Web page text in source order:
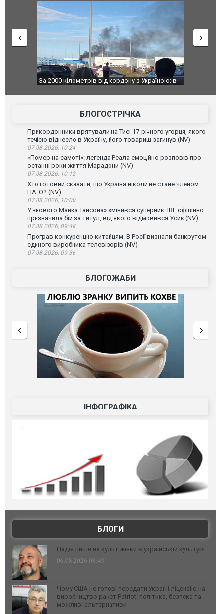
За 2000 кілометрів від кордону з Україною: в
склад Wildberries. ФОТО. ВІДЕО
В
БЛОГОСТРІЧКА
Прикордонники врятували на Тисі 17-річного угорця, якого
течією віднесло в Україну, його товариш загинув (NV)
07.08.2026, 10:24
«Помер на самоті»: легенда Реала емоційно розповів про
останні роки життя Марадони (NV)
07.08.2026, 10:12
Хто готовий сказати, що Україна ніколи не стане членом
НАТО? (NV)
07.08.2026, 10:00
У «нового Майка Тайсона» змінився суперник: IBF офіційно
призначила бій за титул, від якого відмовився Усик (NV)
07.08.2026, 09:48
Програв конкуренцію китайцям. В Росії визнали банкрутом
єдиного виробника телевізорів (NV)
07.08.2026, 09:36
БЛОГОЖАБИ
ІНФОГРАФІКА
БЛОГИ
Надія лише на культ жінки в українській культурі
06.08.2026 08:49
Чому США не готові передати Україні ліцензію на
виробництво ракет Patriot: політика, безпека та
можливі альтернативи